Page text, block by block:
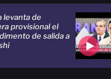
levanta de
provisional el
de salida a